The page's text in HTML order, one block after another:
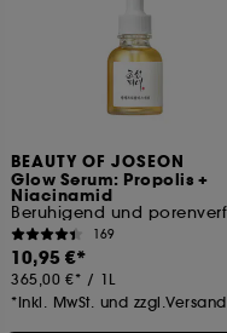
BEAUTY OF JOSEON
Glow Serum: Propolis +
Niacinamid
169
10,95 €
365,00 € / 1L
*Inkl. MwSt. und zzgl.Versand